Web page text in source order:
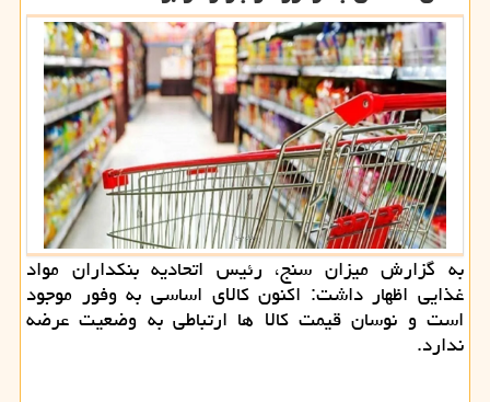
به گزارش میزان سنج، رئیس اتحادیه بنکداران مواد
غذایی اظهار داشت: اکنون کالای اساسی به وفور موجود
است و نوسان قیمت کالا ها ارتباطی به وضعیت عرضه
ندارد.